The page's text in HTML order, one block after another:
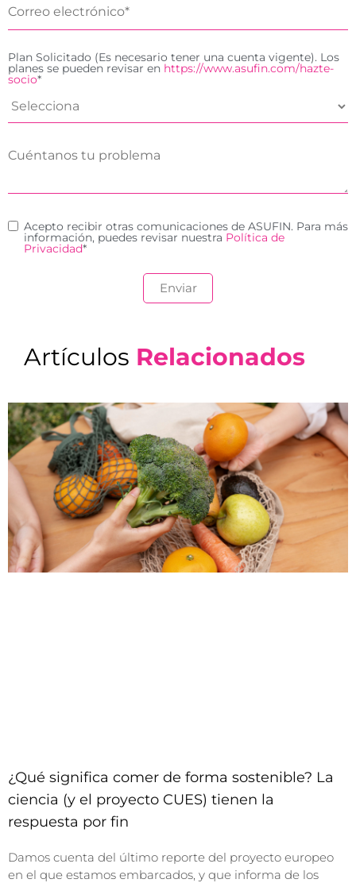
Plan Solicitado (Es necesario tener una cuenta vigente). Los
planes se pueden revisar en https://www.asufin.com/hazte-
socio*
Acepto recibir otras comunicaciones de ASUFIN. Para más
información, puedes revisar nuestra Política de
Privacidad*
Artículos Relacionados
¿Qué significa comer de forma sostenible? La
ciencia (y el proyecto CUES) tienen la
respuesta por fin
Damos cuenta del último reporte del proyecto europeo
en el que estamos embarcados, y que informa de los